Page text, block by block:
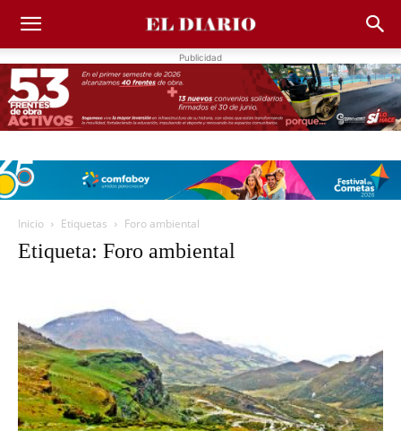
Publicidad
Inicio Etiquetas Foro ambiental
Etiqueta: Foro ambiental